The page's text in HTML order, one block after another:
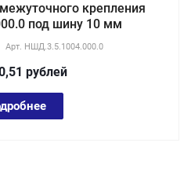
крепления
под шину 10 мм
Арт. НШД.3.5.1004.000.0
рублей